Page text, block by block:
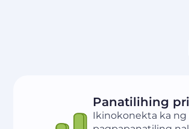
Panatilihing
Ikinokonekta ka ng